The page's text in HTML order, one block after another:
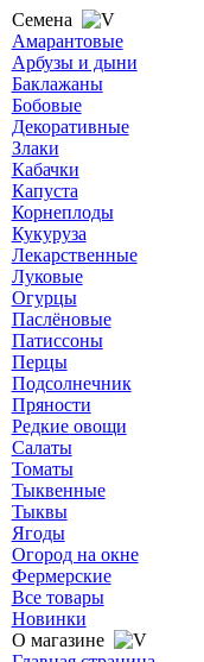
Семена
Амарантовые
Арбузы и дыни
Баклажаны
Бобовые
Декоративные
Злаки
Кабачки
Капуста
Корнеплоды
Кукуруза
Лекарственные
Луковые
Огурцы
Паслёновые
Патиссоны
Перцы
Подсолнечник
Пряности
Редкие овощи
Салаты
Томаты
Тыквенные
Тыквы
Ягоды
Огород на окне
Фермерские
Все товары
Новинки
О магазине